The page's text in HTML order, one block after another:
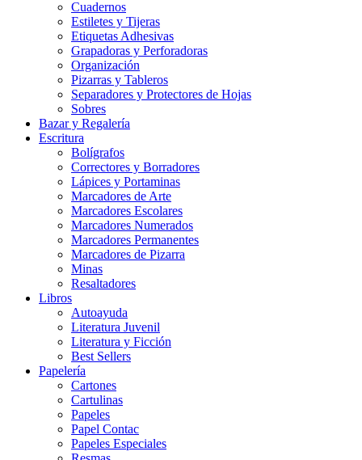
Cuadernos
Estiletes y Tijeras
Etiquetas Adhesivas
Grapadoras y Perforadoras
Organización
Pizarras y Tableros
Separadores y Protectores de Hojas
Sobres
Bazar y Regalería
Escritura
Bolígrafos
Correctores y Borradores
Lápices y Portaminas
Marcadores de Arte
Marcadores Escolares
Marcadores Numerados
Marcadores Permanentes
Marcadores de Pizarra
Minas
Resaltadores
Libros
Autoayuda
Literatura Juvenil
Literatura y Ficción
Best Sellers
Papelería
Cartones
Cartulinas
Papeles
Papel Contac
Papeles Especiales